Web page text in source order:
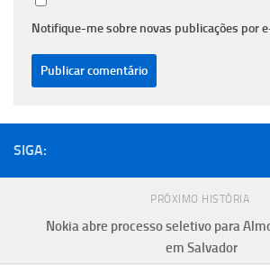
Notifique-me sobre novas publicações por
SIGA:
PRÓXIMO HISTÓRIA
Nokia abre processo seletivo para
em Salvador